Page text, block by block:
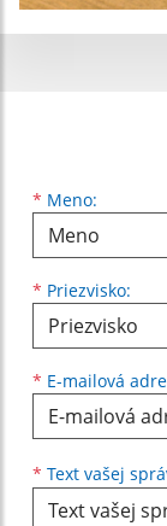
* Meno:
Meno
* Priezvisko:
Priezvisko
* E-mailová
E-mailová
* Text vašej